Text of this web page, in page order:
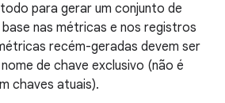
para gerar um conjunto de
nas métricas e nos registros
recém-geradas devem ser
de chave exclusivo (não é
chaves atuais).